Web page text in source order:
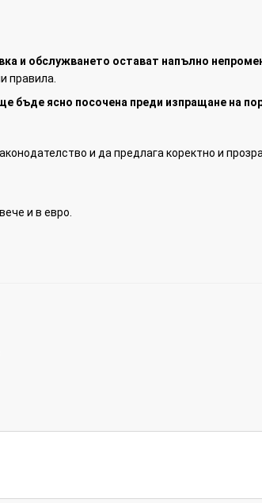
и обслужването остават напълно
правила.
бъде ясно посочена преди изпращане на
и да предлага коректно и
и в евро.